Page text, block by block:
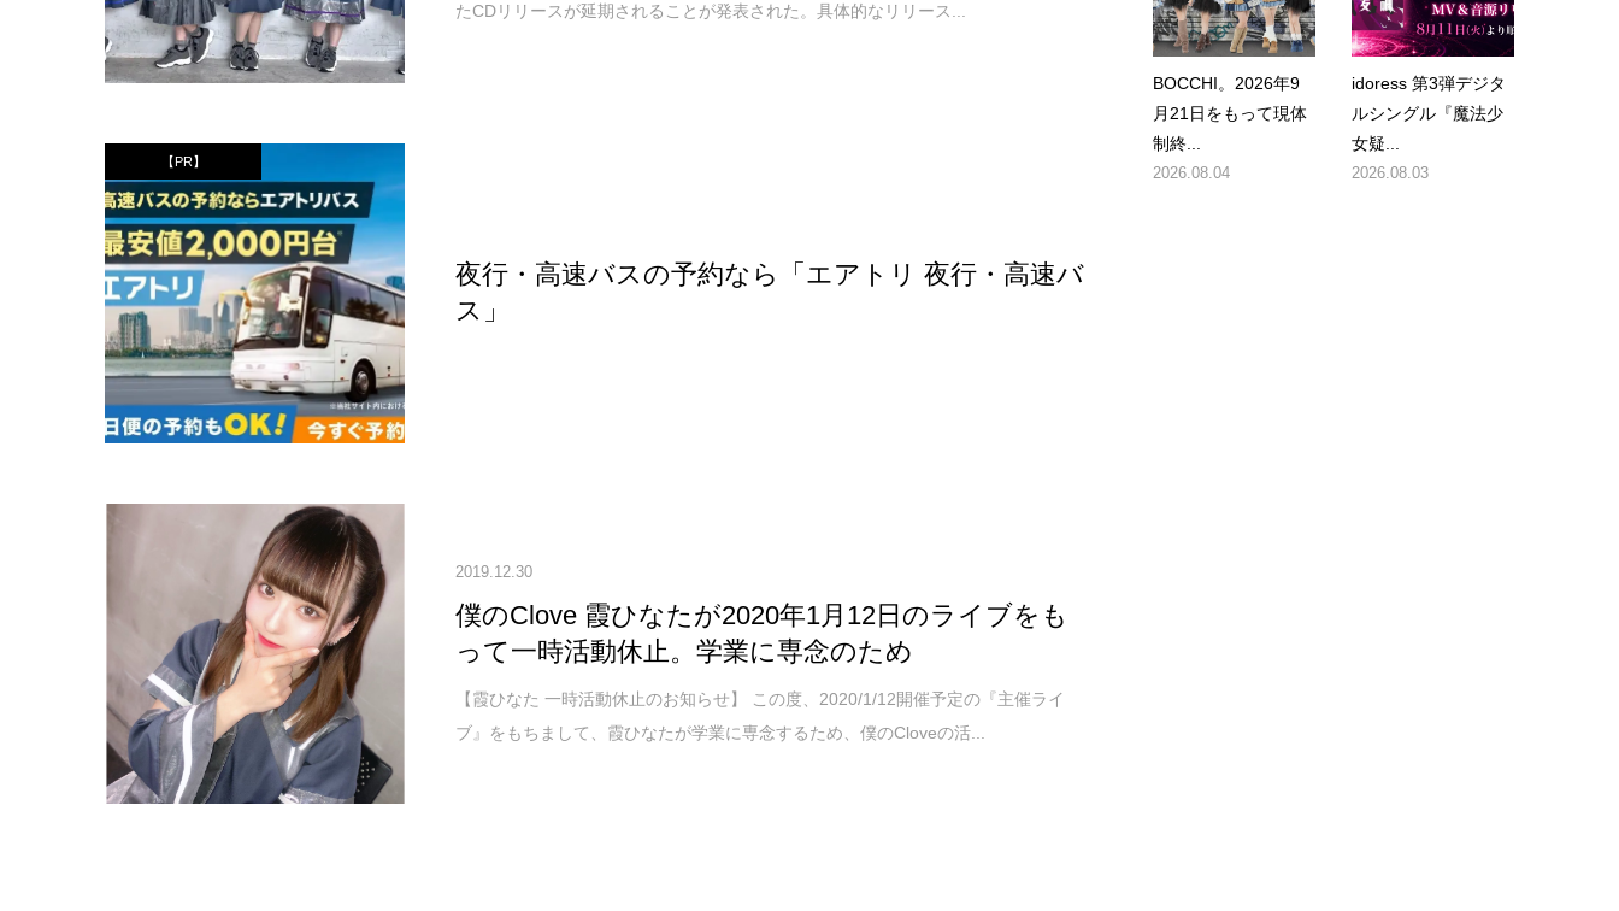
たCDリリースが延期されることが発表された。具体的なリリース...
【PR】
夜行・高速バスの予約なら「エアトリ 夜行・高速バ
ス」
2019.12.30
僕のClove 霞ひなたが2020年1月12日のライブをも
って一時活動休止。学業に専念のため
【霞ひなた 一時活動休止のお知らせ】 この度、2020/1/12開催予定の『主催ライ
ブ』をもちまして、霞ひなたが学業に専念するため、僕のCloveの活...
BOCCHI。2026年9
月21日をもって現体
制終...
2026.08.04
idoress 第3弾デジタ
ルシングル『魔法少
女疑...
2026.08.03